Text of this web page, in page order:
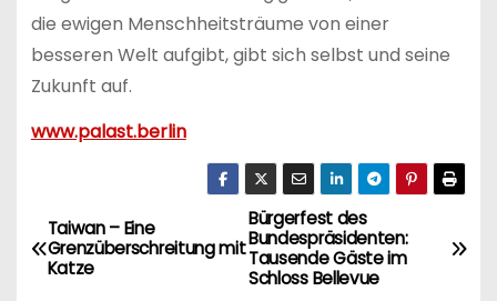
die ewigen Menschheitsträume von einer
besseren Welt aufgibt, gibt sich selbst und seine
Zukunft auf.
www.palast.berlin
B
e
Bürgerfest des
Bundespräsidenten:
Tausende Gäste im
Schloss Bellevue
Taiwan – Eine
Grenzüberschreitung mit
Katze